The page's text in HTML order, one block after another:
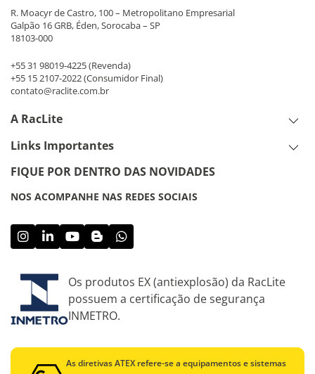
R. Moacyr de Castro, 100 – Metropolitano Empresarial
Galpão 16 GRB, Éden, Sorocaba – SP
18103-000
+55 31 98019-4225(Revenda)
+55 15 2107-2022(Consumidor Final)
contato@raclite.com.br
A RacLite
Links Importantes
FIQUE POR DENTRO DAS NOVIDADES
NOS ACOMPANHE NAS REDES SOCIAIS
Os produtos EX (antiexplosão) da RacLite
possuem a certificação de segurança
INMETRO.
As diretivas ATEX refere-se a equipamentos e sistemas